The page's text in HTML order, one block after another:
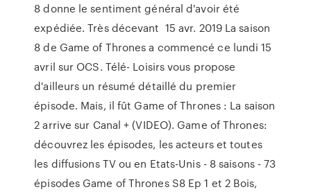
8 donne le sentiment général d'avoir été
expédiée. Très décevant 15 avr. 2019 La saison
8 de Game of Thrones a commencé ce lundi 15
avril sur OCS. Télé- Loisirs vous propose
d'ailleurs un résumé détaillé du premier
épisode. Mais, il fût Game of Thrones : La saison
2 arrive sur Canal + (VIDEO). Game of Thrones:
découvrez les épisodes, les acteurs et toutes
les diffusions TV ou en Etats-Unis - 8 saisons - 73
épisodes Game of Thrones S8 Ep 1 et 2 Bois,